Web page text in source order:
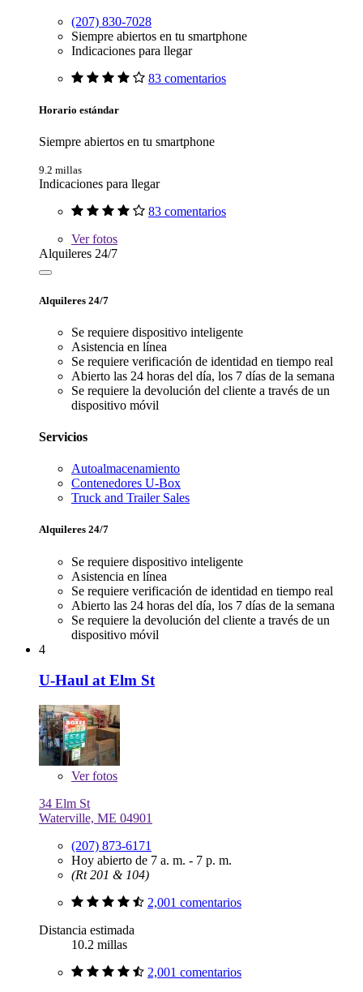
(207) 830-7028
Siempre abiertos en tu smartphone
Indicaciones para llegar
83 comentarios
Horario estándar
Siempre abiertos en tu smartphone
9.2 millas
Indicaciones para llegar
83 comentarios
Verfotos
Alquileres 24/7
Alquileres 24/7
Se requiere dispositivo inteligente
Asistencia en línea
Se requiere verificación de identidad en tiempo real
Abierto las 24 horas del día, los 7 días de la semana
Se requiere la devolución del cliente a través de un
dispositivo móvil
Servicios
Autoalmacenamiento
Contenedores U-Box
Truck and Trailer Sales
Alquileres 24/7
Se requiere dispositivo inteligente
Asistencia en línea
Se requiere verificación de identidad en tiempo real
Abierto las 24 horas del día, los 7 días de la semana
Se requiere la devolución del cliente a través de un
dispositivo móvil
4
U-Haul at Elm St
Verfotos
34 Elm St
Waterville, ME 04901
(207) 873-6171
Hoy abierto de 7 a. m. - 7 p. m.
(Rt 201 & 104)
2,001 comentarios
Distancia estimada
10.2 millas
2,001 comentarios